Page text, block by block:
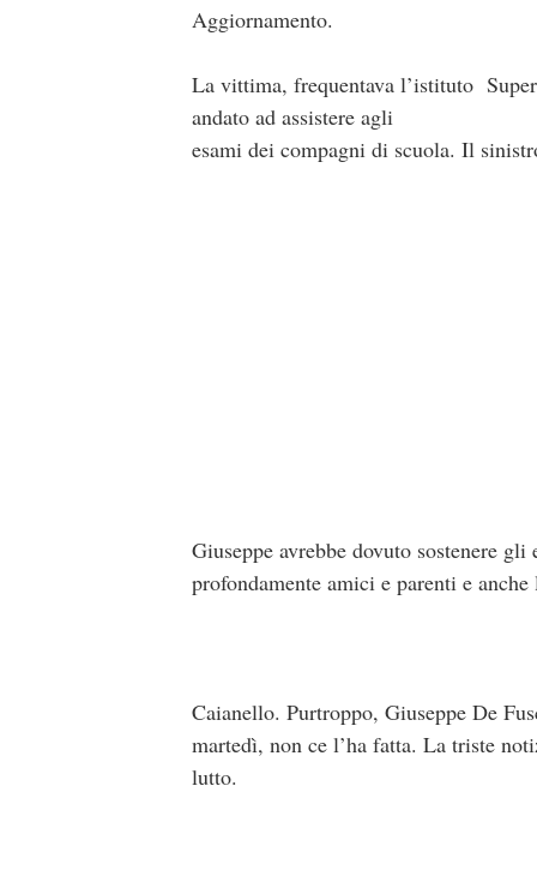
Aggiornamento.
La vittima, frequentava l’istituto
andato ad assistere agli
esami dei compagni di scuola. Il
Giuseppe avrebbe dovuto sostenere
profondamente amici e parenti e
Caianello. Purtroppo, Giuseppe De
martedì, non ce l’ha fatta. La triste
lutto.